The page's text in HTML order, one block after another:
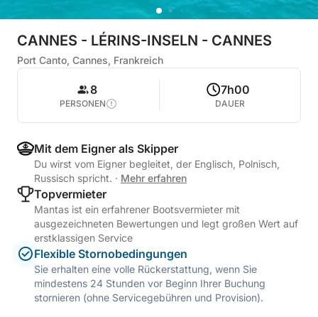
CANNES - LÉRINS-INSELN - CANNES
Port Canto, Cannes, Frankreich
8
PERSONEN
7h00
DAUER
Mit dem Eigner als Skipper
Du wirst vom Eigner begleitet, der Englisch, Polnisch,
Russisch spricht. · Mehr erfahren
Topvermieter
Mantas ist ein erfahrener Bootsvermieter mit
ausgezeichneten Bewertungen und legt großen Wert auf
erstklassigen Service
Flexible Stornobedingungen
Sie erhalten eine volle Rückerstattung, wenn Sie
mindestens 24 Stunden vor Beginn Ihrer Buchung
stornieren (ohne Servicegebühren und Provision).